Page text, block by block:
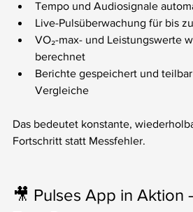
Tempo und Audiosignale
Live-Pulsüberwachung für bis
VO₂-max- und Leistungswerte
berechnet
Berichte gespeichert und
Vergleiche
Das bedeutet konstante,
Fortschritt statt Messfehler.
🎥 Pulses App in